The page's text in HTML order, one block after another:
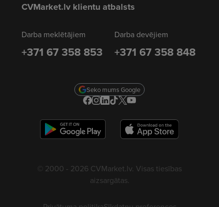
CVMarket.lv klientu atbalsts
Darba meklētājiem
+371 67 358 853
Darba devējiem
+371 67 358 848
Seko mums Google
© 2000 - 2026 CVMarket.lv. Visas tiesības
aizsargātas.